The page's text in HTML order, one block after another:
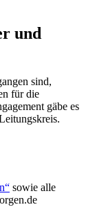
und
sind,
für die
gäbe es
sowie alle